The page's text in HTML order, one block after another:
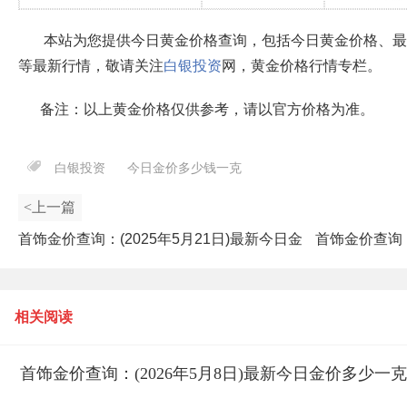
本站为您提供今日黄金价格查询，包括今日黄金价格、
等最新行情，敬请关注白银投资网，黄金价格行情专栏。
备注：以上黄金价格仅供参考，请以官方价格为准。
白银投资 今日金价多少钱一克
<上一篇
首饰金价查询：(2025年5月21日)最新今日金 首饰金价查询
相关阅读
首饰金价查询：(2026年5月8日)最新今日金价多少一